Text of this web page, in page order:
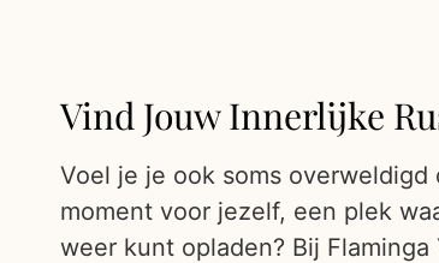
Vind Jouw Innerlijke
Voel je je ook soms
moment voor jezelf, een plek
weer kunt opladen? Bij